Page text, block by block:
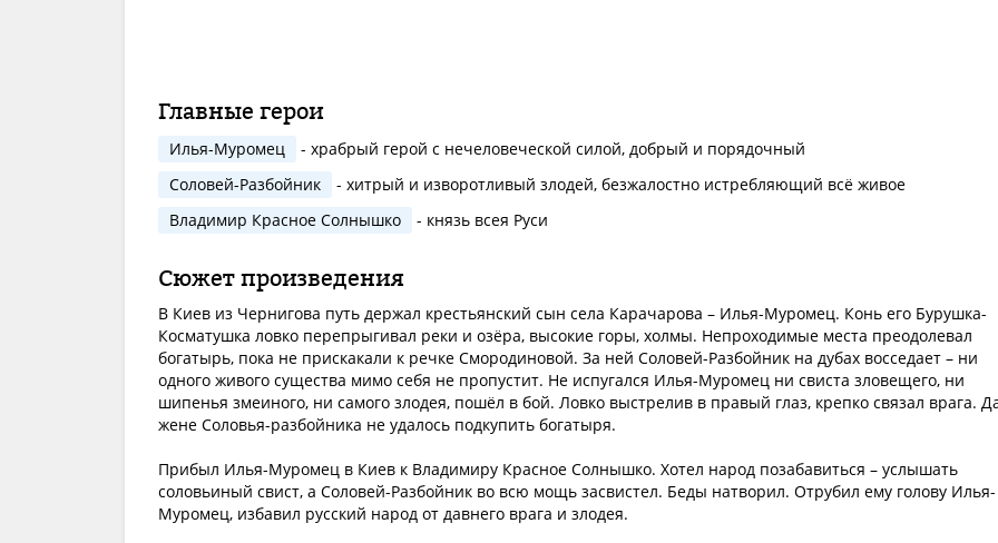
Главные герои
Илья-Муромец
- храбрый герой с нечеловеческой силой, добрый и порядочный
Соловей-Разбойник
- хитрый и изворотливый злодей, безжалостно истребляющий всё живое
Владимир Красное Солнышко
- князь всея Руси
Сюжет произведения
В Киев из Чернигова путь держал крестьянский сын села Карачарова – Илья-Муромец. Конь его Бурушка-
Косматушка ловко перепрыгивал реки и озёра, высокие горы, холмы. Непроходимые места преодолевал
богатырь, пока не прискакали к речке Смородиновой. За ней Соловей-Разбойник на дубах восседает – ни
одного живого существа мимо себя не пропустит. Не испугался Илья-Муромец ни свиста зловещего, ни
шипенья змеиного, ни самого злодея, пошёл в бой. Ловко выстрелив в правый глаз, крепко связал врага.
жене Соловья-разбойника не удалось подкупить богатыря.
Прибыл Илья-Муромец в Киев к Владимиру Красное Солнышко. Хотел народ позабавиться – услышать
соловьиный свист, а Соловей-Разбойник во всю мощь засвистел. Беды натворил. Отрубил ему голову Илья-
Муромец, избавил русский народ от давнего врага и злодея.